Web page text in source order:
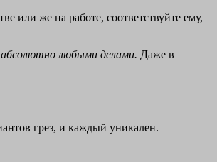
или же на работе, соответствуйте ему,
абсолютно любыми делами. Даже в
грез, и каждый уникален.